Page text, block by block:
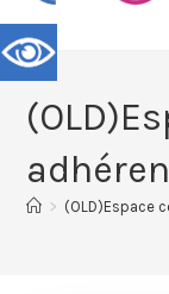
> (OLD)Espace